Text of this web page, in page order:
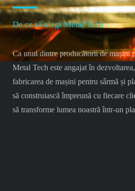
De ce să alegi Metal Tech
Ca unul dintre producătorii de mașini
Metal Tech este angajat în
fabricarea de mașini pentru sârmă și
să construiască împreună cu fiecare
să transforme lumea noastră într-un